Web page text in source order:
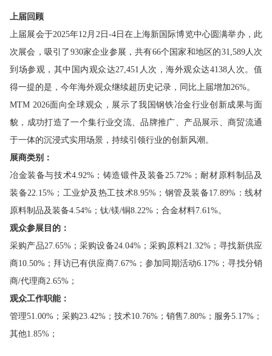
上届回顾
上届展会于2025年12月2日-4日在上海新国际博览中心圆满举办，此
次展会，吸引了930家企业参展，共有66个国家和地区的31,589人次
到场参观，其中国内观众达27,451人次，海外观众达4138人次。值
得一提的是，今年海外观众继续超历史记录，同比上届增加26%。
MTM 2026面向全球观众，展示了我国钢铁冶金行业创新成果与面
貌，成功打造了一个集行业交流、品牌推广、产品展示、商贸流通
于一体的沉浸式实用场景，持续引领行业的创新风潮。
展商类别：
冶金装备与技术4.92%；铸造锻件及装备25.72%；耐材原料制品及
装备22.15%；工业炉及热工技术8.95%；钢管及装备17.89%：线材
原料制品及装备4.54%；钛/镁/铜8.22%； 合金材料7.61%。
观众参展目的：
采购产品27.65%； 采购设备24.04%； 采购原料21.32%； 寻找新供应
商10.50% ； 拜访已有供应商7.67%； 参加同期活动6.17% ；寻找分销
商/代理商2.65% ；
观众工作职能：
管理51.00% ； 采购23.42% ； 技术10.76% ； 销售7.80% ； 服务5.17% ；
其他1.85% ；